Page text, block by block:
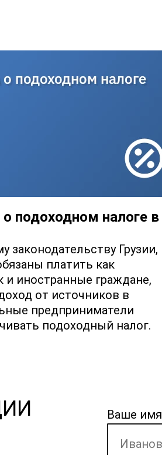
подоходном налоге в
законодательству Грузии,
платить как
и иностранные граждане,
от источников в
предприниматели
подоходный налог.
Ваше имя